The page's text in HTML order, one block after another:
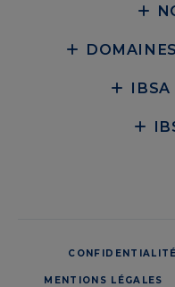
IBSA
CONFIDENTIALITÉ
MENTIONS LÉGALES